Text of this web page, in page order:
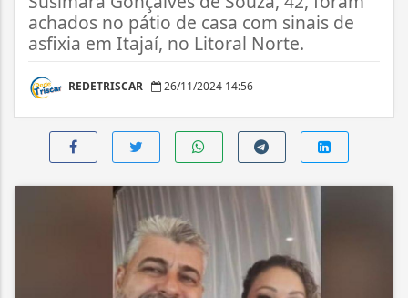
achados no pátio de casa com sinais de
asfixia em Itajaí, no Litoral Norte.
REDETRISCAR 26/11/2024 14:56